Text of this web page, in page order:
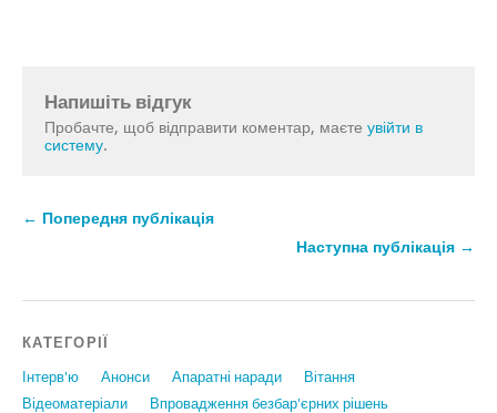
Напишіть відгук
Пробачте, щоб відправити коментар, маєте увійти в
систему.
← Попередня публікація
Наступна публікація →
КАТЕГОРІЇ
Інтерв'ю Анонси Апаратні наради
Вiтання
Відеоматеріали
Впровадження безбар'єрних рішень